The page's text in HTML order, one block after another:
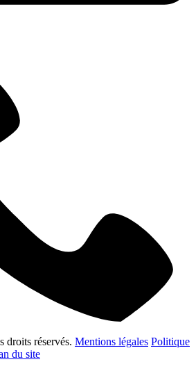
droits réservés. Mentions légales Politique
du site